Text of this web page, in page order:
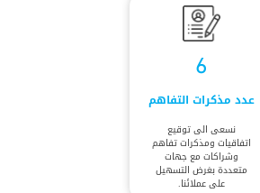
6
عدد مذكرات التفاهم
نسعى الى توقيع
اتفاقيات ومذكرات تفاهم
وشراكات مع جهات
متعددة بغرض التسهيل
على عملائنا.